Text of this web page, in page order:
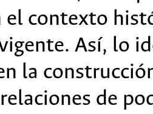
el contexto
Así, lo
la
de